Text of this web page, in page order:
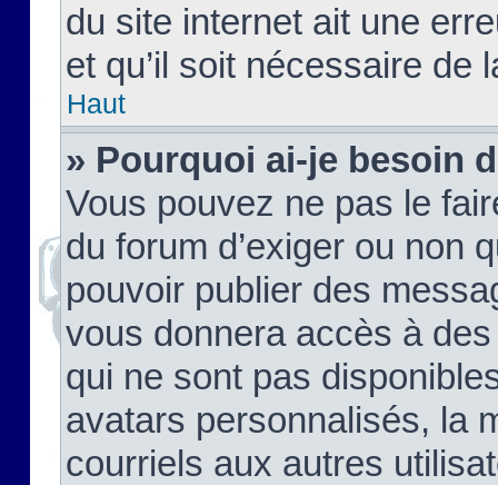
du site internet ait une
et qu’il soit nécessaire de
Haut
» Pourquoi ai-je besoin
Vous pouvez ne pas le
du forum d’exiger ou non
pouvoir publier des
vous donnera accès à
qui ne sont pas
avatars personnalisés, la
courriels aux autres